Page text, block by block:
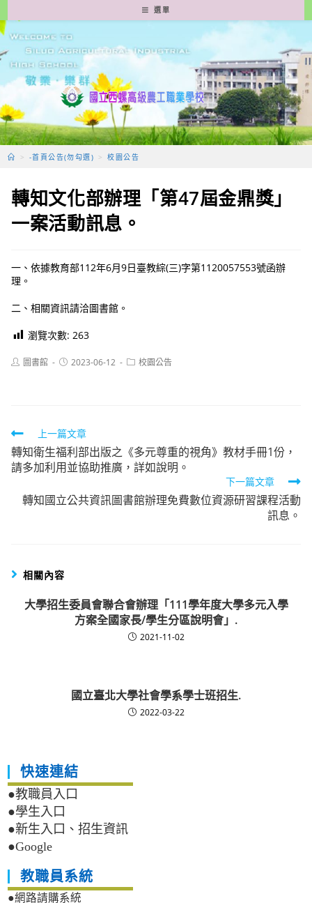
轉
至
要
容
選單
> -首頁公告(勿勾選) > 校園公告
轉知文化部辦理「第47屆金鼎獎」
一案活動訊息。
一、依據教育部112年6月9日臺教綜(三)字第1120057553號函辦
理。
二、相關資訊請洽圖書館。
瀏覽次數: 263
Post圖書館
Post2023-06-12
Post校園公告
Read
more
articles
上一篇文章
轉知衛生福利部出版之《多元尊重的視角》教材手冊1份，
請多加利用並協助推廣，詳如說明。
下一篇文章
轉知國立公共資訊圖書館辦理免費數位資源研習課程活動
訊息。
相關內容
大學招生委員會聯合會辦理「111學年度大學多元入學
方案全國家長/學生分區說明會」.
2021-11-02
國立臺北大學社會學系學士班招生.
2022-03-22
快速連結
●教職員入口
●學生入口
●新生入口、招生資訊
●Google
教職員系統
●網路請購系統